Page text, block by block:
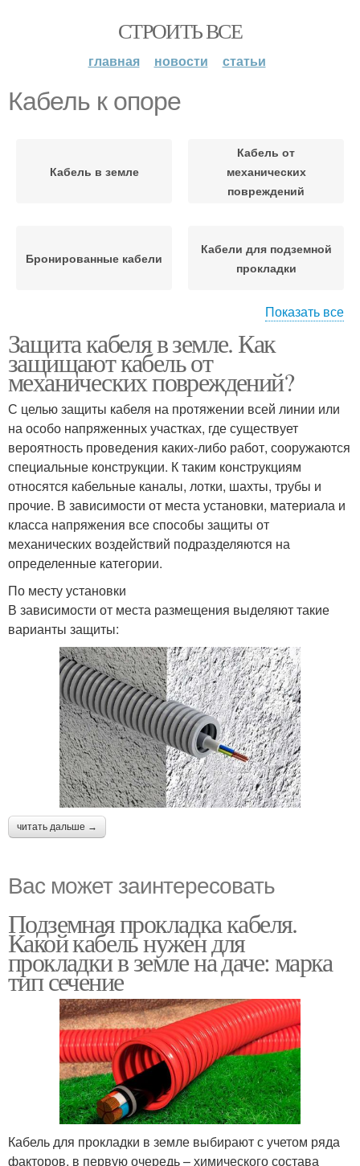
СТРОИТЬ ВСЕ
главная новости статьи
Кабель к опоре
Кабель в земле
Кабель от
механических
повреждений
Бронированные кабели
Кабели для подземной
прокладки
Кабель на опоре
Показать все
Защита кабеля в земле. Как
защищают кабель от
механических повреждений?
С целью защиты кабеля на протяжении всей линии или
на особо напряженных участках, где существует
вероятность проведения каких-либо работ, сооружаются
специальные конструкции. К таким конструкциям
относятся кабельные каналы, лотки, шахты, трубы и
прочие. В зависимости от места установки, материала и
класса напряжения все способы защиты от
механических воздействий подразделяются на
определенные категории.
По месту установки
В зависимости от места размещения выделяют такие
варианты защиты:
читать дальше →
Вас может заинтересовать
Подземная прокладка кабеля.
Какой кабель нужен для
прокладки в земле на даче: марка
тип сечение
Кабель для прокладки в земле выбирают с учетом ряда
факторов, в первую очередь – химического состава